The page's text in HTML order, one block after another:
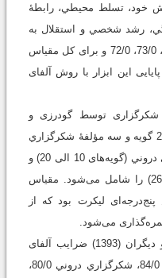
خود، تسلط محيطي، رابطۀ
رشد شخصي و استقلال به
ترتيب برابر با 51/0، 76/0، 75/0، 52/0، 73/0، 72/0 و برای کل مقیاس
این ابزار با روش آلفای
توسط گودرزی و
دیگران (1393) ساخته شد که شامل 26 گویه و سه مؤلفۀ شكرگزاري
اخلاقي (گویه‌های 1 الی 9)، شكرگزاري دروني (گویه‌های 10 الی 20) و
شكرگزاري افعالي (گویه‌های 21 الی 26) را شامل می‌شود. مقیاس
لیکرت بود که از
می‌شود.
روایی و پایایی: در پژوهش گودرزی و دیگران (1393) ضرایب آلفای
کرونباخ مؤلفه‌های شكرگزاري اخلاقي 84/0، شكرگزاري دروني 80/0،